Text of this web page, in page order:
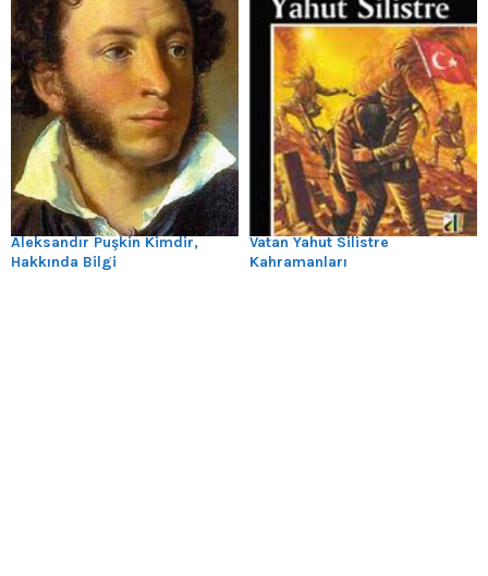
Aleksandır Puşkin Kimdir,
Hakkında Bilgi
Vatan Yahut Silistre
Kahramanları